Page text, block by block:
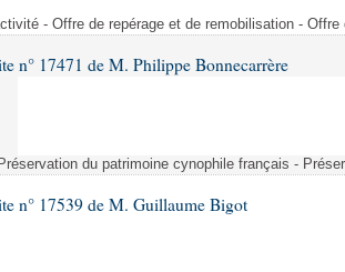
- Offre de repérage et de remobilisation -
n° 17471 de M. Philippe Bonnecarrère
du patrimoine cynophile français -
n° 17539 de M. Guillaume Bigot